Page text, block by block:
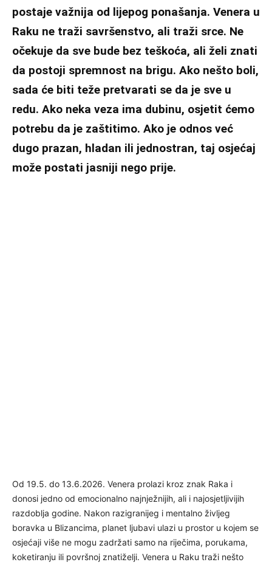
postaje važnija od lijepog ponašanja. Venera u
Raku ne traži savršenstvo, ali traži srce. Ne
očekuje da sve bude bez teškoća, ali želi znati
da postoji spremnost na brigu. Ako nešto boli,
sada će biti teže pretvarati se da je sve u
redu. Ako neka veza ima dubinu, osjetit ćemo
potrebu da je zaštitimo. Ako je odnos već
dugo prazan, hladan ili jednostran, taj osjećaj
može postati jasniji nego prije.
Od 19.5. do 13.6.2026. Venera prolazi kroz znak Raka i
donosi jedno od emocionalno najnježnijih, ali i najosjetljivijih
razdoblja godine. Nakon razigranijeg i mentalno življeg
boravka u Blizancima, planet ljubavi ulazi u prostor u kojem se
osjećaji više ne mogu zadržati samo na riječima, porukama,
koketiranju ili površnoj znatiželji. Venera u Raku traži nešto